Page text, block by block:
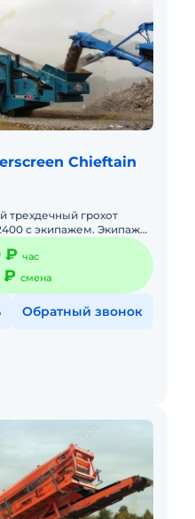
Chieftain
трехдечный грохот
с экипажем. Экипаж
щебня,
₽ час
₽ смена
Обратный звонок